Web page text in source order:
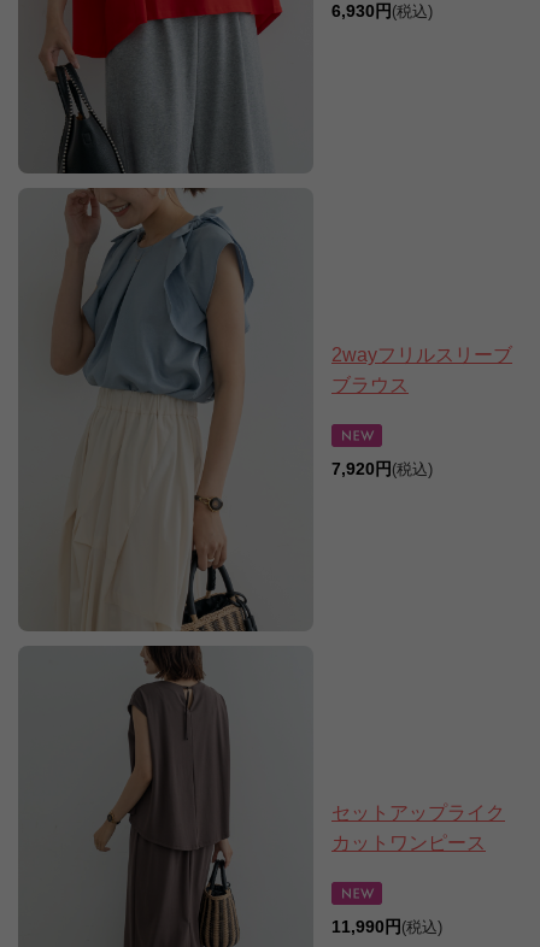
6,930円 (税込)
2wayフリルスリーブ
ブラウス
7,920円 (税込)
セットアップライク
カットワンピース
11,990円 (税込)